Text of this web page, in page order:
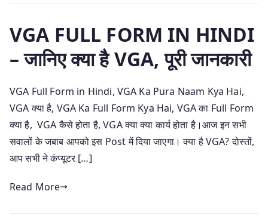
VGA FULL FORM IN HINDI
– जानिए क्या है VGA, पूरी जानकारी
VGA Full Form in Hindi, VGA Ka Pura Naam Kya Hai,
VGA क्या है, VGA Ka Full Form Kya Hai, VGA का Full Form
क्या है, VGA कैसे होता है, VGA क्या क्या कार्य होता है।आज इन सभी
सवालों के जबाब आपको इस Post में दिया जाएगा। क्या है VGA? दोस्तों,
आप सभी ने कंप्यूटर […]
Read More